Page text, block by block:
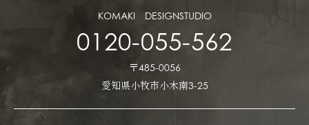
KOMAKI DESIGNSTUDIO
0120-055-562
〒485-0056
愛知県小牧市小木南3-25